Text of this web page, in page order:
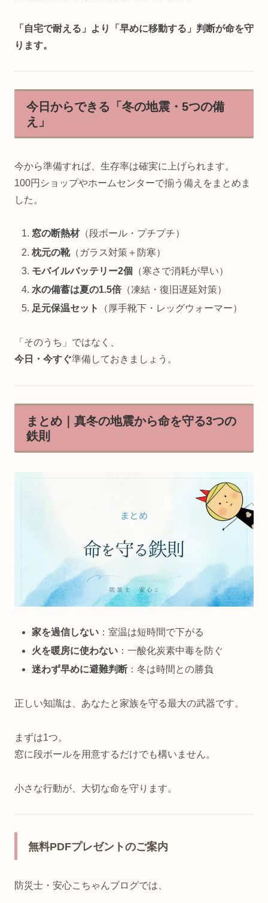
「自宅で耐える」より「早めに移動する」判断が命を守
ります。
今日からできる「冬の地震・5つの備
え」
今から準備すれば、生存率は確実に上げられます。
100円ショップやホームセンターで揃う備えをまとめま
した。
窓の断熱材（段ボール・プチプチ）
枕元の靴（ガラス対策＋防寒）
モバイルバッテリー2個
（寒さで消耗が早い）
水の備蓄は夏の1.5倍（凍結・復旧遅延対策）
足元保温セット
（厚手靴下・レッグウォーマー）
「そのうち」ではなく、
今日・今すぐ準備しておきましょう。
まとめ｜真冬の地震から命を守る3つの
鉄則
家を過信しない ：室温は短時間で下がる
火を暖房に使わない ：一酸化炭素中毒を防ぐ
迷わず早めに避難判断 ：冬は時間との勝負
正しい知識は、あなたと家族を守る最大の武器です。
まずは1つ。
窓に段ボールを用意するだけでも構いません。
小さな行動が、大切な命を守ります。
無料PDFプレゼントのご案内
防災士・安心こちゃんブログでは、